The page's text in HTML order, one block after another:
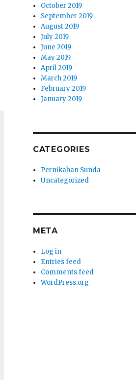
October 2019
September 2019
August 2019
July 2019
June 2019
May 2019
April 2019
March 2019
February 2019
January 2019
CATEGORIES
Pernikahan Sunda
Uncategorized
META
Log in
Entries feed
Comments feed
WordPress.org